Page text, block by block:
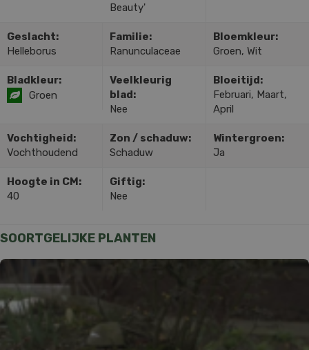
Beauty'
Geslacht:
Helleborus
Familie:
Ranunculaceae
Bloemkleur:
Groen, Wit
Bladkleur:
Groen
Veelkleurig
blad:
Nee
Bloeitijd:
Februari, Maart,
April
Vochtigheid:
Vochthoudend
Zon / schaduw:
Schaduw
Wintergroen:
Ja
Hoogte in CM:
40
Giftig:
Nee
SOORTGELIJKE PLANTEN